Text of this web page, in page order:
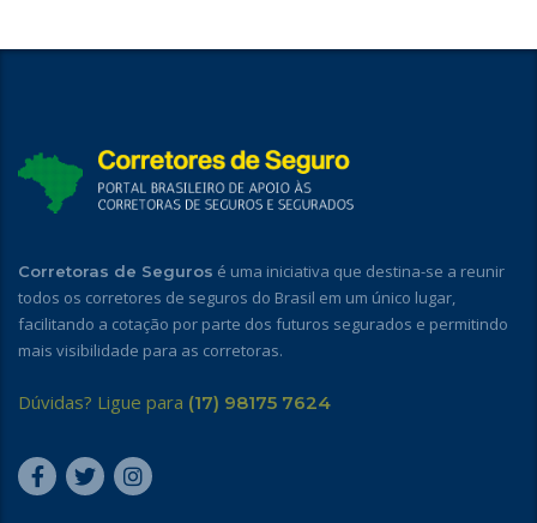
Corretoras de Seguros é uma iniciativa que destina-se a reunir
todos os corretores de seguros do Brasil em um único lugar,
facilitando a cotação por parte dos futuros segurados e permitindo
mais visibilidade para as corretoras.
Dúvidas? Ligue para (17) 98175 7624